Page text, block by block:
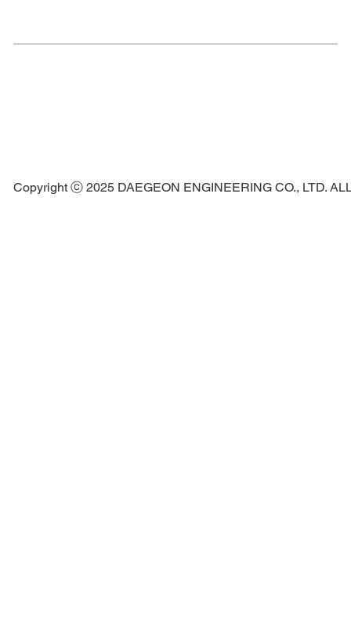
Copyright ⓒ 2025 DAEGEON ENGINEERING CO., LTD.